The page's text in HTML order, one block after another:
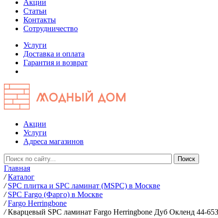
Акции
Статьи
Контакты
Сотрудничество
Услуги
Доставка и оплата
Гарантия и возврат
Акции
Услуги
Адреса магазинов
Главная
/ Каталог
/ SPC плитка и SPC ламинат (MSPC) в Москве
/ SPC Fargo (Фарго) в Москве
/ Fargo Herringbone
/ Кварцевый SPC ламинат Fargo Herringbone Дуб Окленд 44-